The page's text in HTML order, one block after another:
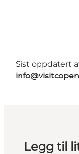
Sist oppdatert
Legg til